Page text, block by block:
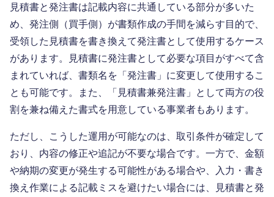
見積書と発注書は記載内容に共通している部分が多いた
め、発注側（買手側）が書類作成の手間を減らす目的で、
受領した見積書を書き換えて発注書として使用するケース
があります。見積書に発注書として必要な項目がすべて含
まれていれば、書類名を「発注書」に変更して使用するこ
とも可能です。また、「見積書兼発注書」として両方の役
割を兼ね備えた書式を用意している事業者もあります。
ただし、こうした運用が可能なのは、取引条件が確定して
おり、内容の修正や追記が不要な場合です。一方で、金額
や納期の変更が発生する可能性がある場合や、入力・書き
換え作業による記載ミスを避けたい場合には、見積書と発